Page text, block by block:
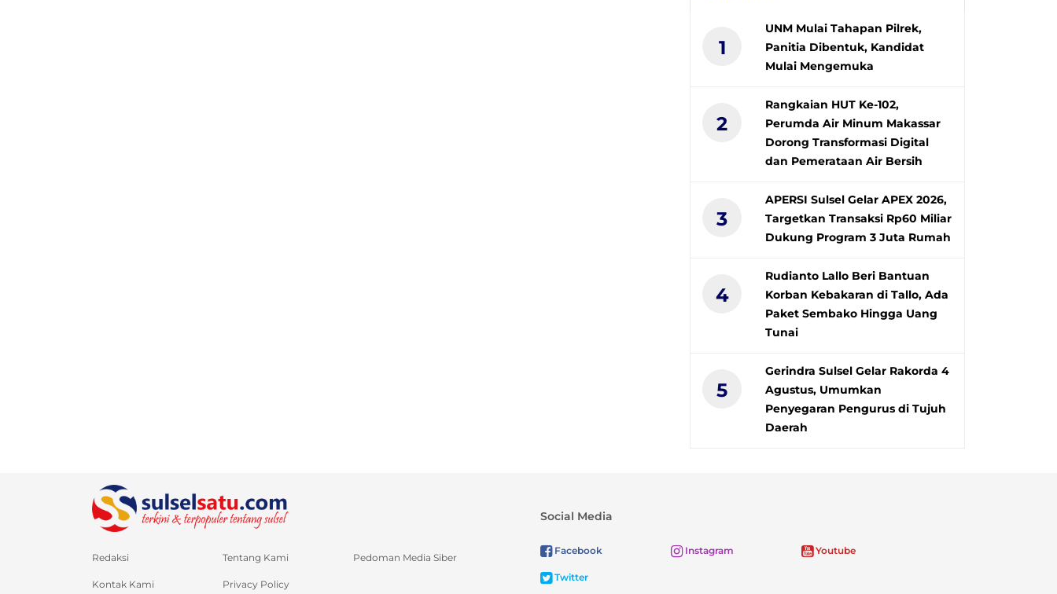
1
UNM Mulai Tahapan Pilrek,
Panitia Dibentuk, Kandidat
Mulai Mengemuka
2
Rangkaian HUT Ke-102,
Perumda Air Minum Makassar
Dorong Transformasi Digital
dan Pemerataan Air Bersih
3
APERSI Sulsel Gelar APEX 2026,
Targetkan Transaksi Rp60 Miliar
Dukung Program 3 Juta Rumah
4
Rudianto Lallo Beri Bantuan
Korban Kebakaran di Tallo, Ada
Paket Sembako Hingga Uang
Tunai
5
Gerindra Sulsel Gelar Rakorda 4
Agustus, Umumkan
Penyegaran Pengurus di Tujuh
Daerah
Redaksi Tentang Kami Pedoman Media Siber
Kontak Kami Privacy Policy
Social Media
Facebook Instagram Youtube
Twitter